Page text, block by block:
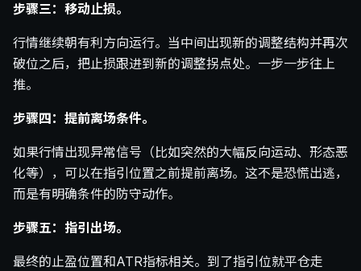
步骤三：移动止损。
行情继续朝有利方向运行。当中间出现新的调整结构并再次
破位之后，把止损跟进到新的调整拐点处。一步一步往上
推。
步骤四：提前离场条件。
如果行情出现异常信号（比如突然的大幅反向运动、形态恶
化等），可以在指引位置之前提前离场。这不是恐慌出逃，
而是有明确条件的防守动作。
步骤五：指引出场。
最终的止盈位置和ATR指标相关。到了指引位就平仓走